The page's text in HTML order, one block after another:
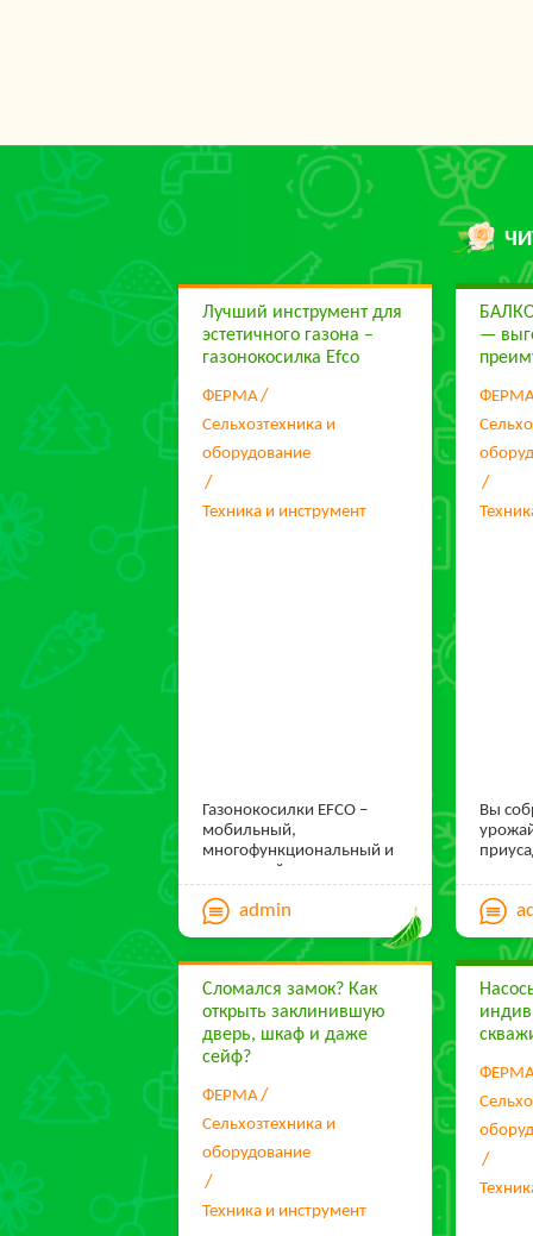
Лучший инструмент для
эстетичного газона –
газонокосилка Efco
ФЕРМА
Сельхозтехника и
оборудование
Техника и инструмент
Газонокосилки EFCO –
мобильный,
многофункциональный и
доступный инструмент для
преимуществах
нашего обзора.
admin
—
Вы
ли
Сломался замок? Как
открыть заклинившую
дверь, шкаф и даже
сейф?
ФЕРМА
Сельхозтехника и
оборудование
Техника и инструмент